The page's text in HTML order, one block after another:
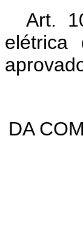
Art.
elétrica
DA